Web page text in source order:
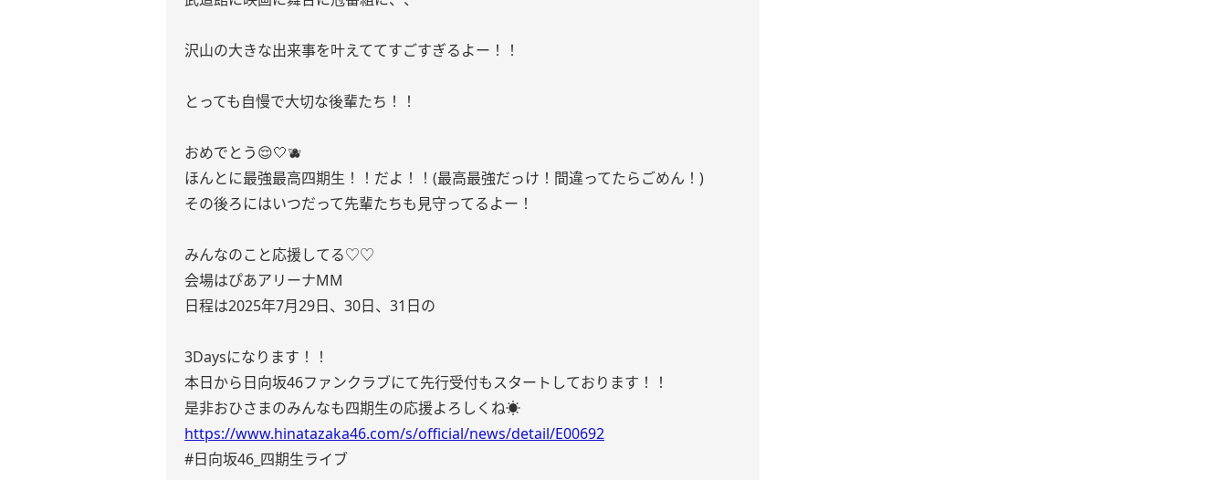
沢山の大きな出来事を叶えててすごすぎるよー！！
とっても自慢で大切な後輩たち！！
おめでとう😌🤍🫐
ほんとに最強最高四期生！！だよ！！(最高最強だっけ！間違ってたらごめん！)
その後ろにはいつだって先輩たちも見守ってるよー！
みんなのこと応援してる♡♡
会場はぴあアリーナMM
日程は2025年7月29日、30日、31日の
3Daysになります！！
本日から日向坂46ファンクラブにて先行受付もスタートしております！！
是非おひさまのみんなも四期生の応援よろしくね☀️
https://www.hinatazaka46.com/s/official/news/detail/E00692
#日向坂46_四期生ライブ